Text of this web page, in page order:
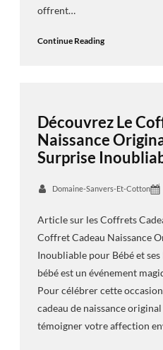
offrent…
Continue Reading
Découvrez Le
Naissance
Surprise
Domaine-Sanvers-Et-Cotton
Article sur les Coffrets
Coffret Cadeau Naissance
Inoubliable pour Bébé et ses
bébé est un événement
Pour célébrer cette
cadeau de naissance
témoigner votre affection